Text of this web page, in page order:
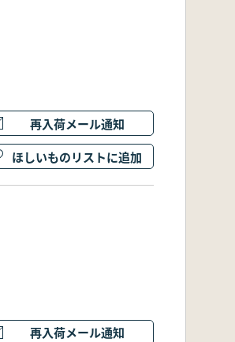
再入荷メール通知
ほしいものリストに追加
再入荷メール通知